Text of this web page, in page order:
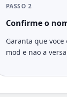
PASSO 2
Confirme o
Garanta que
mod e nao a